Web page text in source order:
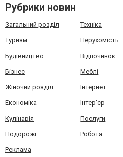
Рубрики новин
Загальний розділ Техніка
Туризм Нерухомість
Будівництво Відпочинок
Бізнес Меблі
Жіночий розділ Інтернет
Економіка Інтер'єр
Кулінарія Послуги
Подорожі Робота
Реклама